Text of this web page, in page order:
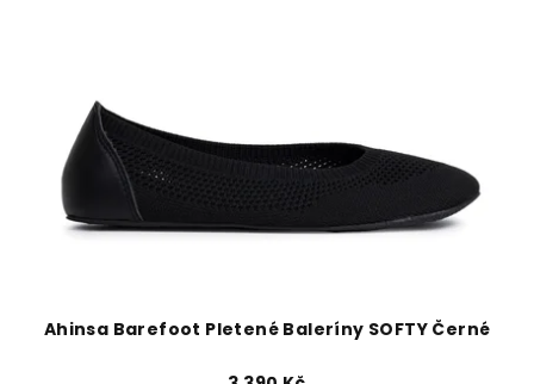
Ahinsa Barefoot Pletené Baleríny SOFTY Černé